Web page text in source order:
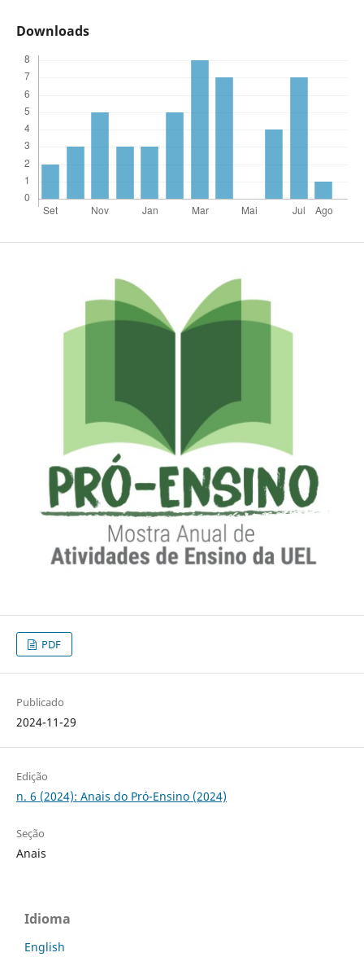
Downloads
PDF
Publicado
2024-11-29
Edição
n. 6 (2024): Anais do Pró-Ensino (2024)
Seção
Anais
Idioma
English